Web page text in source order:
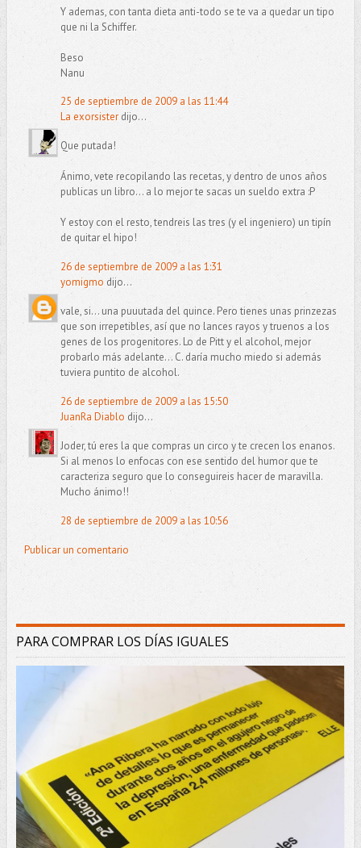
Y ademas, con tanta dieta anti-todo se te va a quedar un tipo
que ni la Schiffer.
Beso
Nanu
25 de septiembre de 2009 a las 11:44
La exorsisterdijo...
Que putada!
Ánimo, vete recopilando las recetas, y dentro de unos años
publicas un libro... a lo mejor te sacas un sueldo extra :P
Y estoy con el resto, tendreis las tres (y el ingeniero) un tipín
de quitar el hipo!
26 de septiembre de 2009 a las 1:31
yomigmo dijo...
vale, si... una puuutada del quince. Pero tienes unas prinzezas
que son irrepetibles, así que no lances rayos y truenos a los
genes de los progenitores. Lo de Pitt y el alcohol, mejor
probarlo más adelante... C. daría mucho miedo si además
tuviera puntito de alcohol.
26 de septiembre de 2009 a las 15:50
JuanRa Diablo dijo...
Joder, tú eres la que compras un circo y te crecen los enanos.
Si al menos lo enfocas con ese sentido del humor que te
caracteriza seguro que lo conseguireis hacer de maravilla.
Mucho ánimo!!
28 de septiembre de 2009 a las 10:56
Publicar un comentario
PARA COMPRAR LOS DÍAS IGUALES